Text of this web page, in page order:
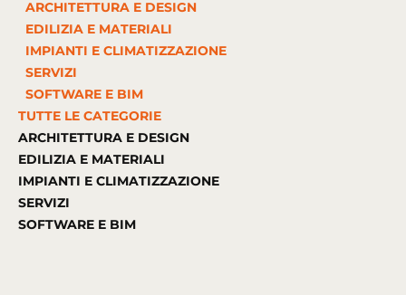
ARCHITETTURA E DESIGN
EDILIZIA E MATERIALI
IMPIANTI E CLIMATIZZAZIONE
SERVIZI
SOFTWARE E BIM
TUTTE LE CATEGORIE
ARCHITETTURA E DESIGN
EDILIZIA E MATERIALI
IMPIANTI E CLIMATIZZAZIONE
SERVIZI
SOFTWARE E BIM